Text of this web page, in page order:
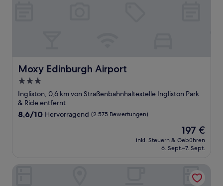
Moxy Edinburgh Airport
Moxy Edinburgh Airport
3.0-
Sterne-
Unterkunft
Ingliston, 0,6 km von Straßenbahnhaltestelle Ingliston Park
& Ride entfernt
8.6
8,6/10 Hervorragend (2.575 Bewertungen)
Der
Preis
beträgt
197 €
inkl. Steuern & Gebühren
6. Sept.–7. Sept.